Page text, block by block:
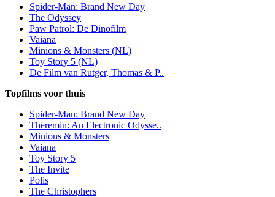
Spider-Man: Brand New Day
The Odyssey
Paw Patrol: De Dinofilm
Vaiana
Minions & Monsters (NL)
Toy Story 5 (NL)
De Film van Rutger, Thomas & P..
Topfilms voor thuis
Spider-Man: Brand New Day
Theremin: An Electronic Odysse..
Minions & Monsters
Vaiana
Toy Story 5
The Invite
Polis
The Christophers